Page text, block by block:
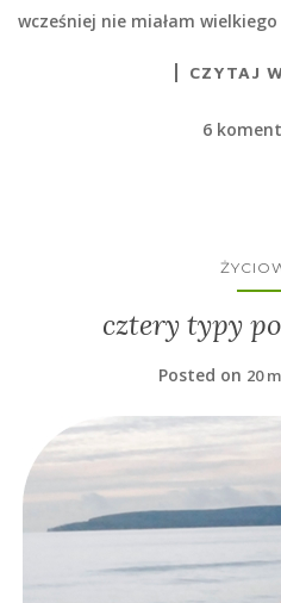
wcześniej nie miałam
CZYTAJ
6
cztery typy
Posted on 20